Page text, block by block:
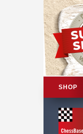
SHOP